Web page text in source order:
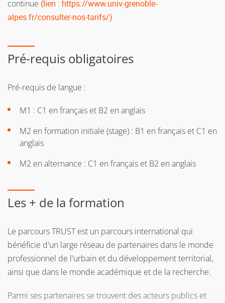
continue (lien : https://www.univ-grenoble-
alpes.fr/consulter-nos-tarifs/)
Pré-requis obligatoires
Pré-requis de langue :
M1 : C1 en français et B2 en anglais
M2 en formation initiale (stage) : B1 en français et C1 en
anglais
M2 en alternance : C1 en français et B2 en anglais
Les + de la formation
Le parcours TRUST est un parcours international qui
bénéficie d'un large réseau de partenaires dans le monde
professionnel de l'urbain et du développement territorial,
ainsi que dans le monde académique et de la recherche.
Parmi ses partenaires se trouvent des acteurs publics et